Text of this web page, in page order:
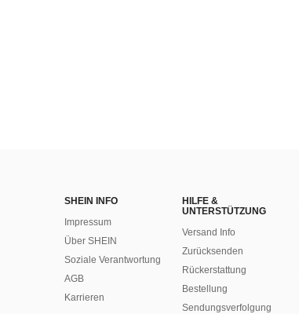
SHEIN INFO
Impressum
Über SHEIN
Soziale Verantwortung
AGB
Karrieren
HILFE &
UNTERSTÜTZUNG
Versand Info
Zurücksenden
Rückerstattung
Bestellung
Sendungsverfolgung